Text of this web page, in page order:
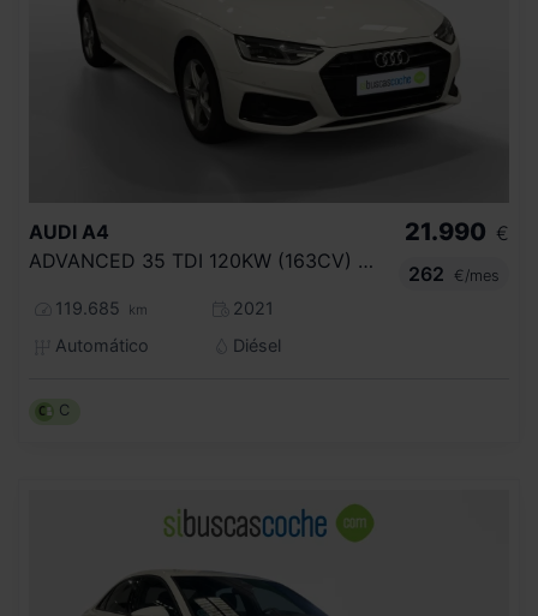
AUDI A4
ADVANCED 35 TDI 120KW (163CV) S TRONIC
119.685 km
2021
Automático
Diésel
21.990 €
262
€/mes
C